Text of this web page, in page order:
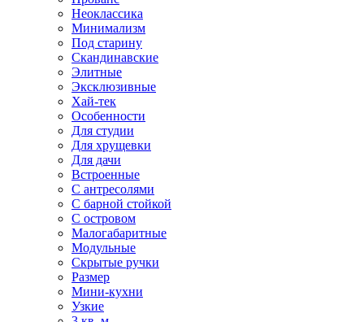
Неоклассика
Минимализм
Под старину
Скандинавские
Элитные
Эксклюзивные
Хай-тек
Особенности
Для студии
Для хрущевки
Для дачи
Встроенные
С антресолями
С барной стойкой
С островом
Малогабаритные
Модульные
Скрытые ручки
Размер
Мини-кухни
Узкие